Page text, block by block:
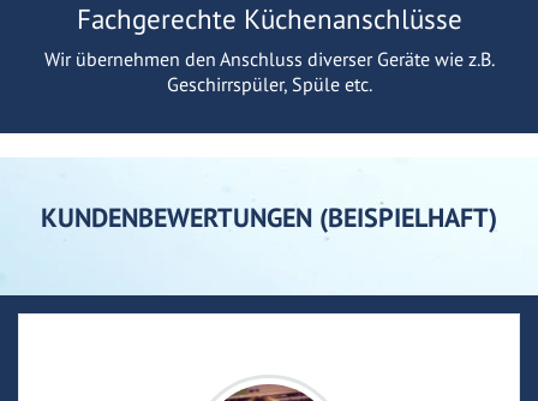
Fachgerechte Küchenanschlüsse
Wir übernehmen den Anschluss diverser Geräte wie z.B.
Geschirrspüler, Spüle etc.
KUNDENBEWERTUNGEN (BEISPIELHAFT)